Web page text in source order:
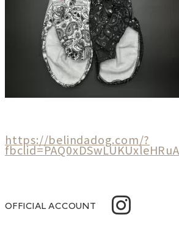
https://belindadog.com/?
OFFICIAL ACCOUNT